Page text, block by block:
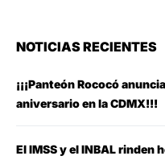
NOTICIAS RECIENTES
¡¡¡Panteón Rococó
aniversario en la CDMX!!!
El IMSS y el INBAL rinden